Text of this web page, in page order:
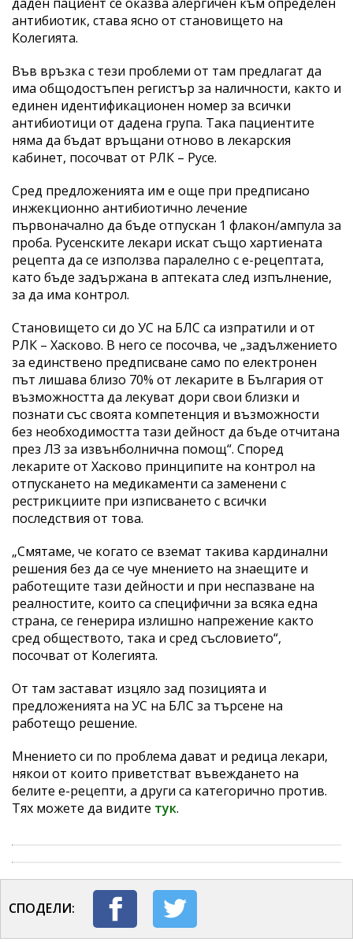
антибиотик, става ясно от становището на
Колегията.
Във връзка с тези проблеми от там предлагат да
има общодостъпен регистър за наличности, както и
единен идентификационен номер за всички
антибиотици от дадена група. Така пациентите
няма да бъдат връщани отново в лекарския
кабинет, посочват от РЛК – Русе.
Сред предложенията им е още при предписано
инжекционно антибиотично лечение
първоначално да бъде отпускан 1 флакон/ампула за
проба. Русенските лекари искат също хартиената
рецепта да се използва паралелно с е-рецептата,
като бъде задържана в аптеката след изпълнение,
за да има контрол.
Становището си до УС на БЛС са изпратили и от
РЛК – Хасково. В него се посочва, че „задължението
за единствено предписване само по електронен
път лишава близо 70% от лекарите в България от
възможността да лекуват дори свои близки и
познати със своята компетенция и възможности
без необходимостта тази дейност да бъде отчитана
през ЛЗ за извънболнична помощ“. Според
лекарите от Хасково принципите на контрол на
отпускането на медикаменти са заменени с
рестрикциите при изписването с всички
последствия от това.
„Смятаме, че когато се вземат такива кардинални
решения без да се чуе мнението на знаещите и
работещите тази дейности и при неспазване на
реалностите, които са специфични за всяка една
страна, се генерира излишно напрежение както
сред обществото, така и сред съсловието“,
посочват от Колегията.
От там застават изцяло зад позицията и
предложенията на УС на БЛС за търсене на
работещо решение.
Мнението си по проблема дават и редица лекари,
някои от които приветстват въвеждането на
белите е-рецепти, а други са категорично против.
Тях можете да видите тук.
СПОДЕЛИ: